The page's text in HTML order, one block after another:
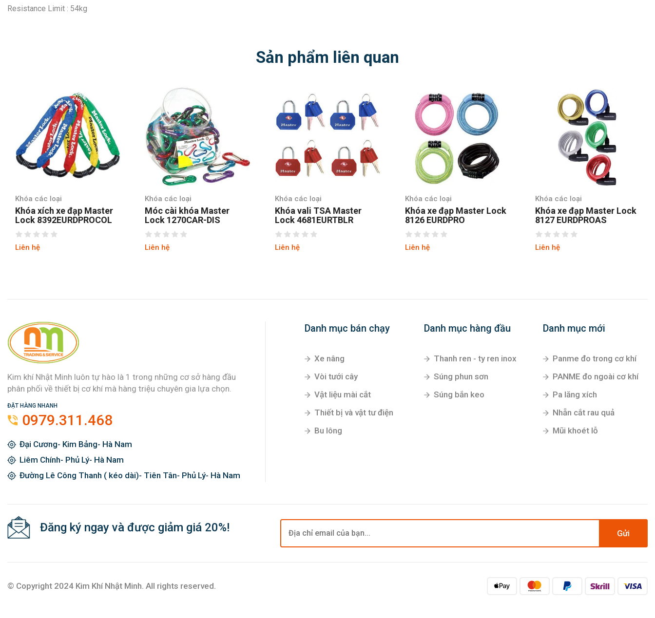
Resistance Limit : 54kg
Sản phẩm liên quan
Khóa các loại
Khóa xích xe đạp Master
Lock 8392EURDPROCOL
Liên hệ
Khóa các loại
Móc cài khóa Master
Lock 1270CAR-DIS
Liên hệ
Khóa các loại
Khóa vali TSA Master
Lock 4681EURTBLR
Liên hệ
Khóa các loại
Khóa xe đạp Master Lock
8126 EURDPRO
Liên hệ
Khóa các loại
Khóa xe đạp Master Lock
8127 EURDPROAS
Liên hệ
Kim khí Nhật Minh luôn tự hào là 1 trong những cơ sở hàng đầu
phân phối về thiết bị cơ khí mà hàng triệu chuyên gia lựa chọn.
ĐẶT HÀNG NHANH
0979.311.468
Đại Cương- Kim Bảng- Hà Nam
Liêm Chính- Phủ Lý- Hà Nam
Đường Lê Công Thanh ( kéo dài)- Tiên Tân- Phủ Lý- Hà Nam
Danh mục bán chạy
Xe nâng
Vòi tưới cây
Vật liệu mài cắt
Thiết bị và vật tư điện
Bu lông
Danh mục hàng đầu
Thanh ren - ty ren inox
Súng phun sơn
Súng bắn keo
Danh mục mới
Panme đo trong cơ khí
PANME đo ngoài cơ khí
Pa lăng xích
Nhẵn cắt rau quả
Mũi khoét lỗ
Đăng ký ngay và được giảm giá 20%! Gửi
© Copyright 2024 Kim Khí Nhật Minh. All rights reserved.